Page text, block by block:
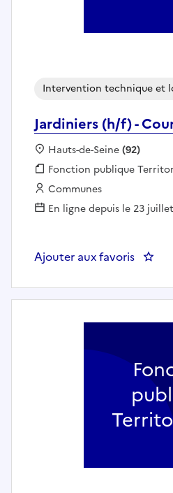
Jardiniers (h/f) -
Intervention technique et
Localisation :
Hauts-de-Seine(92)
Fonction publique :
Fonction publique
Employeur :
Communes
En ligne depuis le 23
Ajouter aux favoris :